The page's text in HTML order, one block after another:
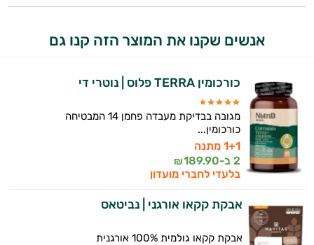
אנשים שקנו את המוצר הזה קנו גם
כורכומין TERRA פלוס | נוטרי די
מגובה בבדיקת מעבדה פחמן 14 המבטיחה
כורכומין...
1+1 מתנה
2 ב-
189.90
₪
בלעדי לחברי מועדון
אבקת קקאו אורגני | נביטאס
אבקת קקאו גולמית 100% אורגנית
אני כאן כדי לעזור לך להתאים את תוספי
ולמצב הגופני שלך, ולהסביר לך אילו רכיבים
המטרה שלי היא להתאים עבורך המלצות
אישיות מבוססות מדעית.
זה הזמן להתחיל. איך אוכל לעזור?